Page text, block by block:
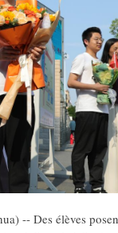
-- Des élèves